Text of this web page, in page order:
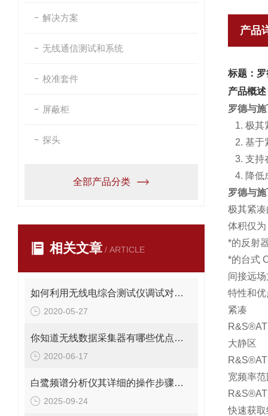
解决方案
无线通信测试和系统
校准套件
屏蔽柜
探头
全部产品分类
相关文章 / ARTICLE
如何利用无线电综合测试仪调试对讲机
2020-05-27
你知道无线数据采集器有哪些优点吗？
2020-06-17
白鹭频谱分析仪其详细的操作步骤具体如下
2025-09-24
产品
标题：
产品概述
罗德与
1. 极其
2. 基于
3. 支持
4. 降低
罗德与
极其紧
体积仅
*的反射
*的台式
间接远
特性和优
紧凑
大静区
宽频率范
快速获